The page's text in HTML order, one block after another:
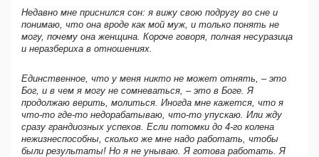
Недавно мне приснился сон: я вижу свою подругу во сне и
понимаю, что она вроде как мой муж, и только понять не
могу, почему она женщина. Короче говоря, полная несуразица
и неразбериха в отношениях.
Единственное, что у меня никто не может отнять, – это
Бог, и в чем я могу не сомневаться, – это в Боге. Я
продолжаю верить, молиться. Иногда мне кажется, что я
что-то где-то недорабатываю, что-то упускаю. Или жду
сразу грандиозных успехов. Если потомки до 4-го колена
нежизнеспособны, сколько же мне надо работать, чтобы
были результаты! Но я не унываю. Я готова работать. Я